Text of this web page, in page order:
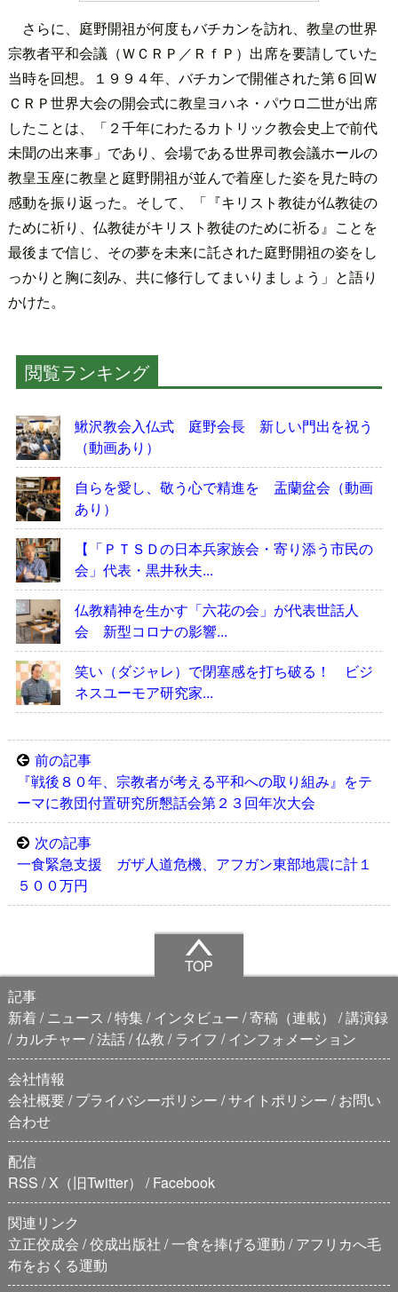
さらに、庭野開祖が何度もバチカンを訪れ、教皇の世界
宗教者平和会議（ＷＣＲＰ／ＲｆＰ）出席を要請していた
当時を回想。１９９４年、バチカンで開催された第６回Ｗ
ＣＲＰ世界大会の開会式に教皇ヨハネ・パウロ二世が出席
したことは、「２千年にわたるカトリック教会史上で前代
未聞の出来事」であり、会場である世界司教会議ホールの
教皇玉座に教皇と庭野開祖が並んで着座した姿を見た時の
感動を振り返った。そして、「『キリスト教徒が仏教徒の
ために祈り、仏教徒がキリスト教徒のために祈る』ことを
最後まで信じ、その夢を未来に託された庭野開祖の姿をし
っかりと胸に刻み、共に修行してまいりましょう」と語り
かけた。
閲覧ランキング
鰍沢教会入仏式 庭野会長 新しい門出を祝う
（動画あり）
自らを愛し、敬う心で精進を 盂蘭盆会（動画
あり）
【「ＰＴＳＤの日本兵家族会・寄り添う市民の
会」代表・黒井秋夫...
仏教精神を生かす「六花の会」が代表世話人
会 新型コロナの影響...
笑い（ダジャレ）で閉塞感を打ち破る！ ビジ
ネスユーモア研究家...
前の記事
『戦後８０年、宗教者が考える平和への取り組み』をテ
ーマに教団付置研究所懇話会第２３回年次大会
次の記事
一食緊急支援 ガザ人道危機、アフガン東部地震に計１
５００万円
TOP
記事
新着
ニュース 特集 インタビュー 寄稿（連載）
講演録
カルチャー 法話 仏教 ライフ
インフォメーション
会社情報
会社概要 プライバシーポリシー サイトポリシー
お問い
合わせ
配信
RSS
X（旧Twitter）
Facebook
関連リンク
立正佼成会 佼成出版社 一食を捧げる運動
アフリカへ毛
布をおくる運動